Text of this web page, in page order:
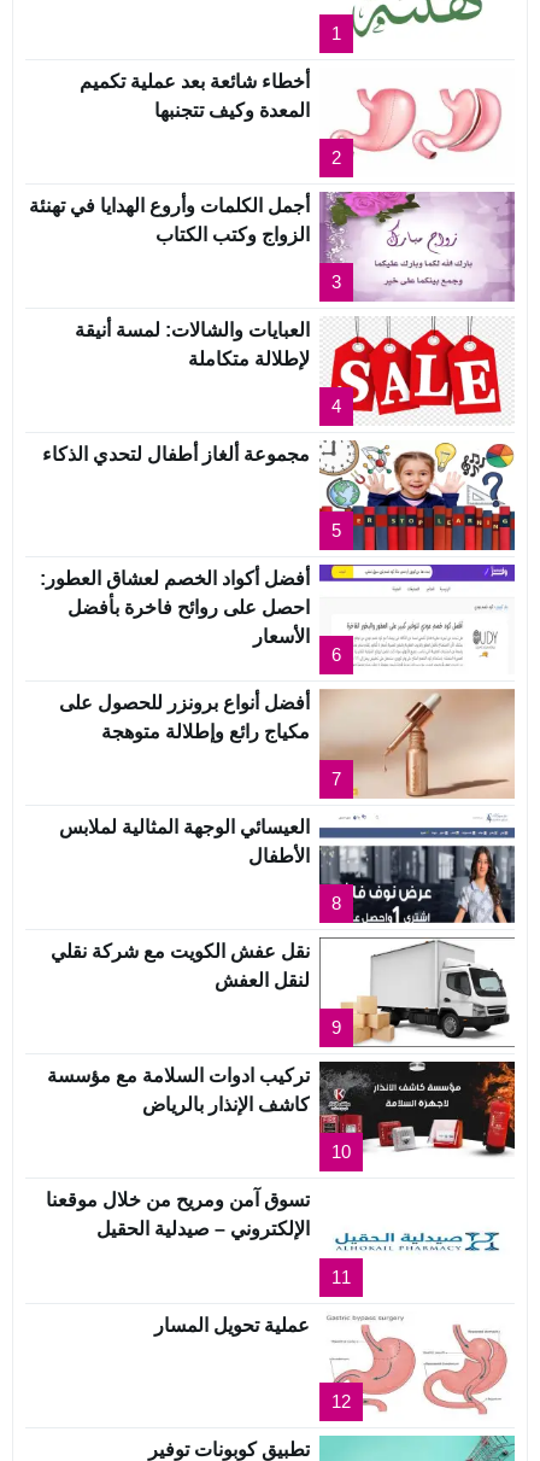
1
2
أخطاء شائعة بعد عملية تكميم
المعدة وكيف تتجنبها
3
أجمل الكلمات وأروع الهدايا في تهنئة
الزواج وكتب الكتاب
4
العبايات والشالات: لمسة أنيقة
لإطلالة متكاملة
5
مجموعة ألغاز أطفال لتحدي الذكاء
6
أفضل أكواد الخصم لعشاق العطور:
احصل على روائح فاخرة بأفضل
الأسعار
7
أفضل أنواع برونزر للحصول على
مكياج رائع وإطلالة متوهجة
8
العيسائي الوجهة المثالية لملابس
الأطفال
9
نقل عفش الكويت مع شركة نقلي
لنقل العفش
10
تركيب ادوات السلامة مع مؤسسة
كاشف الإنذار بالرياض
11
تسوق آمن ومريح من خلال موقعنا
الإلكتروني – صيدلية الحقيل
12
عملية تحويل المسار
تطبيق كوبونات توفير